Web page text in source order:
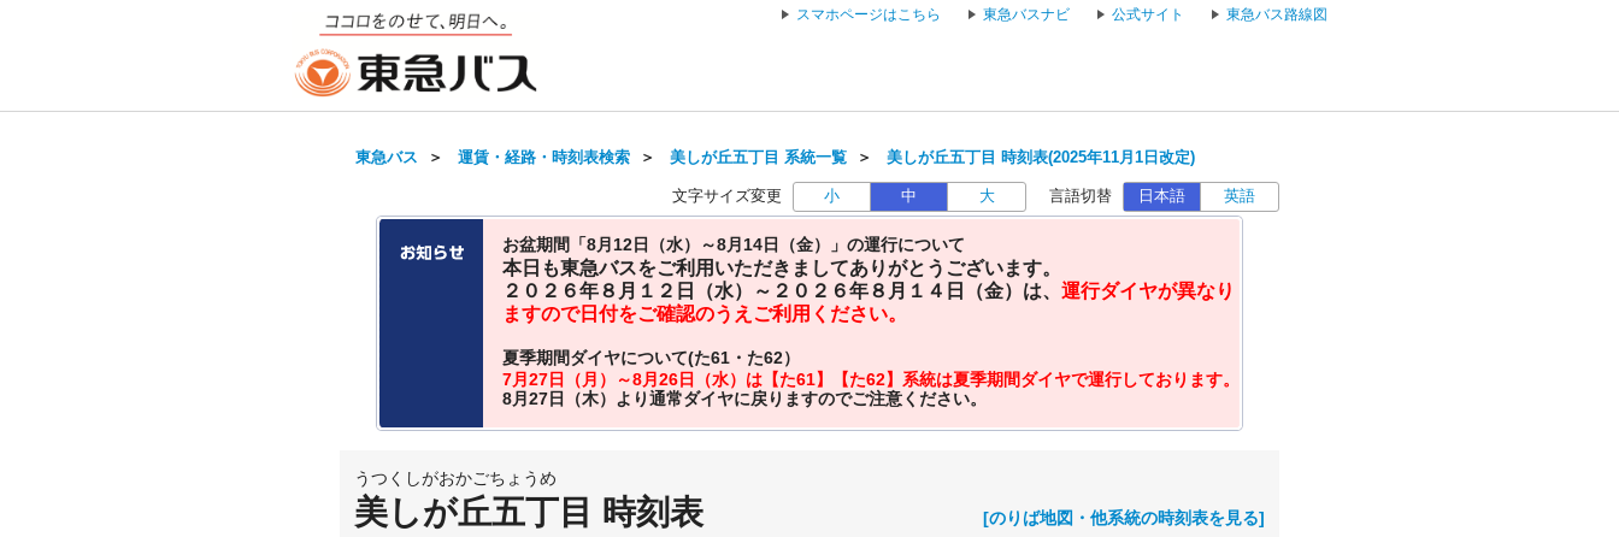
スマホページはこちら 東急バスナビ 公式サイト 東急バス路線図
東急バス ＞ 運賃・経路・時刻表検索 ＞ 美しが丘五丁目 系統一覧 ＞ 美しが丘五丁目 時刻表(2025年11月1日改定)
文字サイズ変更 小 中 大 言語切替 日本語 英語
お盆期間「8月12日（水）～8月14日（金）」の運行について
本日も東急バスをご利用いただきましてありがとうございます。
２０２６年８月１２日（水）～２０２６年８月１４日（金）は、 運行ダイヤが異なり
ますので日付をご確認のうえご利用ください。
夏季期間ダイヤについて(た61・た62）
7月27日（月）～8月26日（水）は【た61】【た62】系統は夏季期間ダイヤで運行しております。
8月27日（木）より通常ダイヤに戻りますのでご注意ください。
うつくしがおかごちょうめ
美しが丘五丁目 時刻表 [のりば地図・他系統の時刻表を見る]